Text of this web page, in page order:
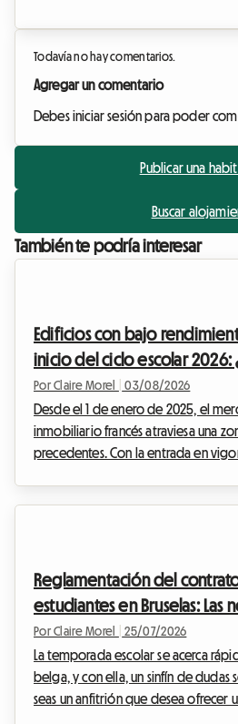
Todavía no hay comentarios.
Agregar un comentario
Debes iniciar sesión para poder
Publicar una
Buscar
También te podría interesar
Edificios con bajo
inicio del ciclo escolar 2026:
habitación en casa, la
anfitriones?
Por Claire Morel 03/08/2026
Desde el 1 de enero de 2025, el
inmobiliario francés atraviesa una
precedentes. Con la entrada en
se encuentran en un callejón sin
Reglamentación del
estudiantes en Bruselas: Las
que debes conocer para el
Por Claire Morel 25/07/2026
La temporada escolar se acerca
belga, y con ella, un sinfín de dudas
seas un anfitrión que desea ofrecer